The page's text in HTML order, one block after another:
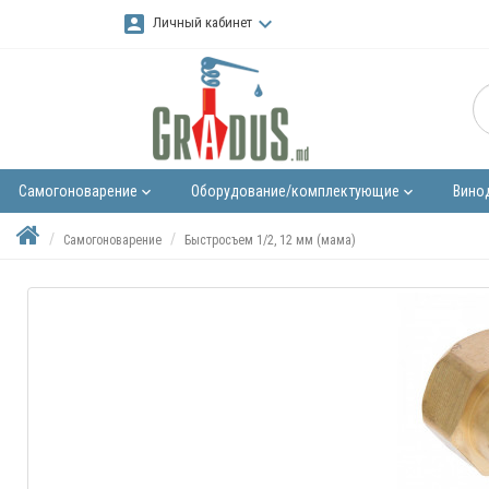
account_box Личный кабинетkeyboard_arrow_down
Самогоноварение keyboard_arrow_down Оборудование/комплектующие keyboard_arrow_down
Самогоноварение Быстросъем 1/2, 12 мм (мама)